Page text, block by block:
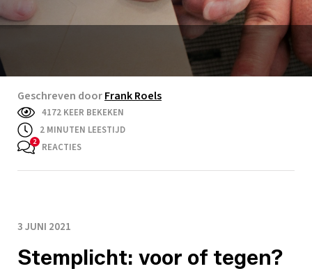
Geschreven doorFrank Roels
4172 KEER BEKEKEN
2 MINUTEN LEESTIJD
REACTIES
3 JUNI 2021
Stemplicht: voor of tegen?